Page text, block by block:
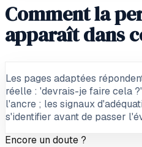
Comment la
apparaît dans
Les pages adaptées
réelle : 'devrais-je faire cela
l'ancre ; les signaux
s'identifier avant de passer
Encore un doute ?